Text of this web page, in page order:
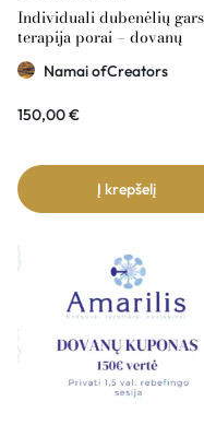
Individuali dubenėlių
terapija porai – dovanų
kuponas Namai ofCreators
150€ vertė
Namai ofCreators
150,00€
Į krepšelį